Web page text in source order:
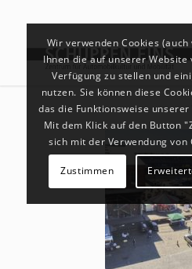
Wir verwenden Cookies
Ihnen die auf unserer
Verfügung zu stellen und
nutzen. Sie können diese
das die Funktionsweise
Mit dem Klick auf den Button
sich mit der Verwendung von
Zustimmen